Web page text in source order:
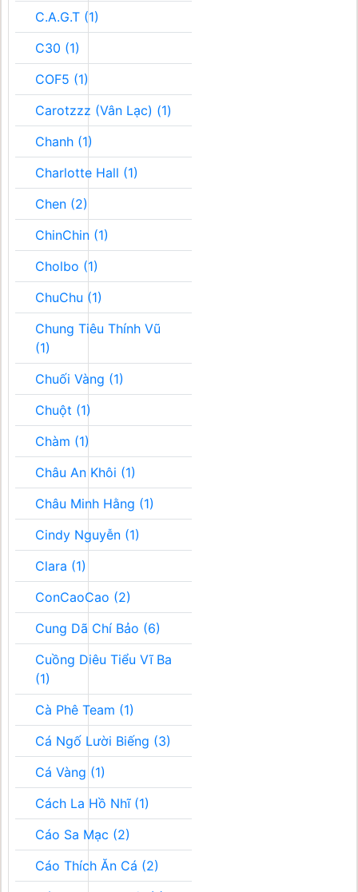
C.A.G.T (1)
C30 (1)
COF5 (1)
Carotzzz (Vân Lạc) (1)
Chanh (1)
Charlotte Hall (1)
Chen (2)
ChinChin (1)
Cholbo (1)
ChuChu (1)
Chung Tiêu Thính Vũ
(1)
Chuối Vàng (1)
Chuột (1)
Chàm (1)
Châu An Khôi (1)
Châu Minh Hằng (1)
Cindy Nguyễn (1)
Clara (1)
ConCaoCao (2)
Cung Dã Chí Bảo (6)
Cuồng Diêu Tiểu Vĩ Ba
(1)
Cà Phê Team (1)
Cá Ngố Lười Biếng (3)
Cá Vàng (1)
Cách La Hồ Nhĩ (1)
Cáo Sa Mạc (2)
Cáo Thích Ăn Cá (2)